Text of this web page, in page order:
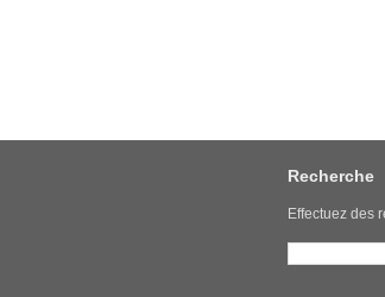
Recherche
Effectuez des